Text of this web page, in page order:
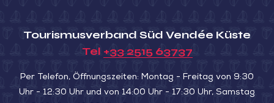
Tourismusverband Süd Vendée Küste
Tel +33 2515 63737
Per Telefon, Öffnungszeiten: Montag - Freitag von 9:30
Uhr - 12:30 Uhr und von 14:00 Uhr - 17:30 Uhr, Samstag